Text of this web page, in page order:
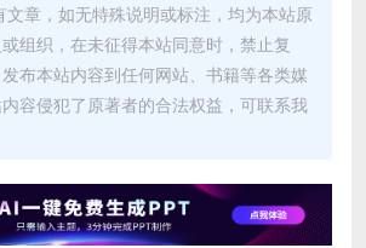
文章，如无特殊说明或标注，均为本站原
组织，在未征得本站同意时，禁止复
布本站内容到任何网站、书籍等各类媒
容侵犯了原著者的合法权益，可联系我